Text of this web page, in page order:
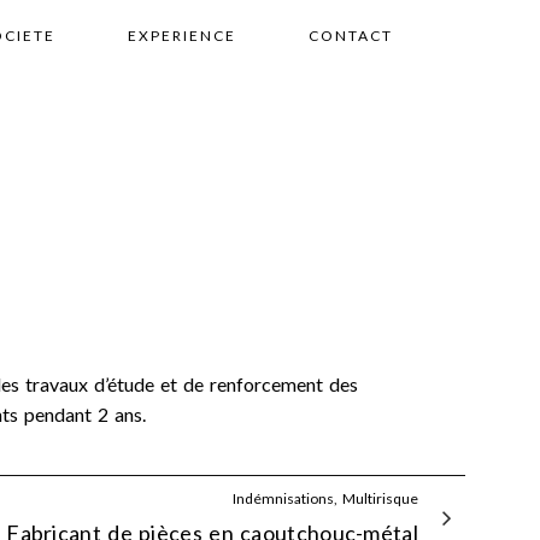
EXPERIENCE CONTACT
travaux d’étude et de renforcement des
pendant 2 ans.
Indémnisations, Multirisque
Fabricant de pièces en caoutchouc-métal